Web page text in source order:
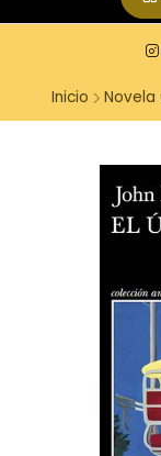
Inicio